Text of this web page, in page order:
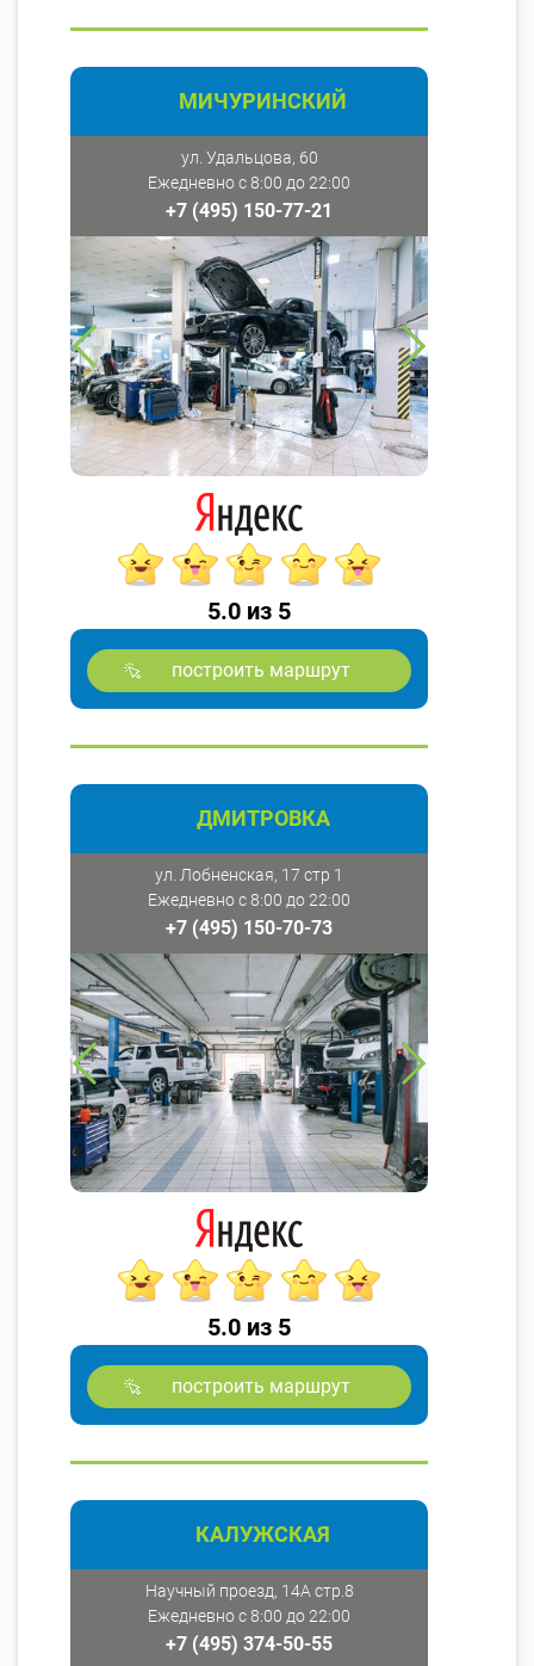
МИЧУРИНСКИЙ
ул. Удальцова, 60
Ежедневно с 8:00 до 22:00
+7 (495) 150-77-21
5.0 из 5
построить маршрут
ДМИТРОВКА
ул. Лобненская, 17 стр 1
Ежедневно с 8:00 до 22:00
+7 (495) 150-70-73
5.0 из 5
построить маршрут
КАЛУЖСКАЯ
Научный проезд, 14А стр.8
Ежедневно с 8:00 до 22:00
+7 (495) 374-50-55